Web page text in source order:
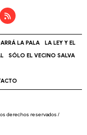
LA PALA
LA LEY Y EL
SÓLO EL VECINO SALVA
derechos reservados /